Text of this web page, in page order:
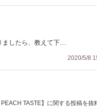
ましたら、教えて下…
2020/5/8
TASTE】に関する投稿を抜